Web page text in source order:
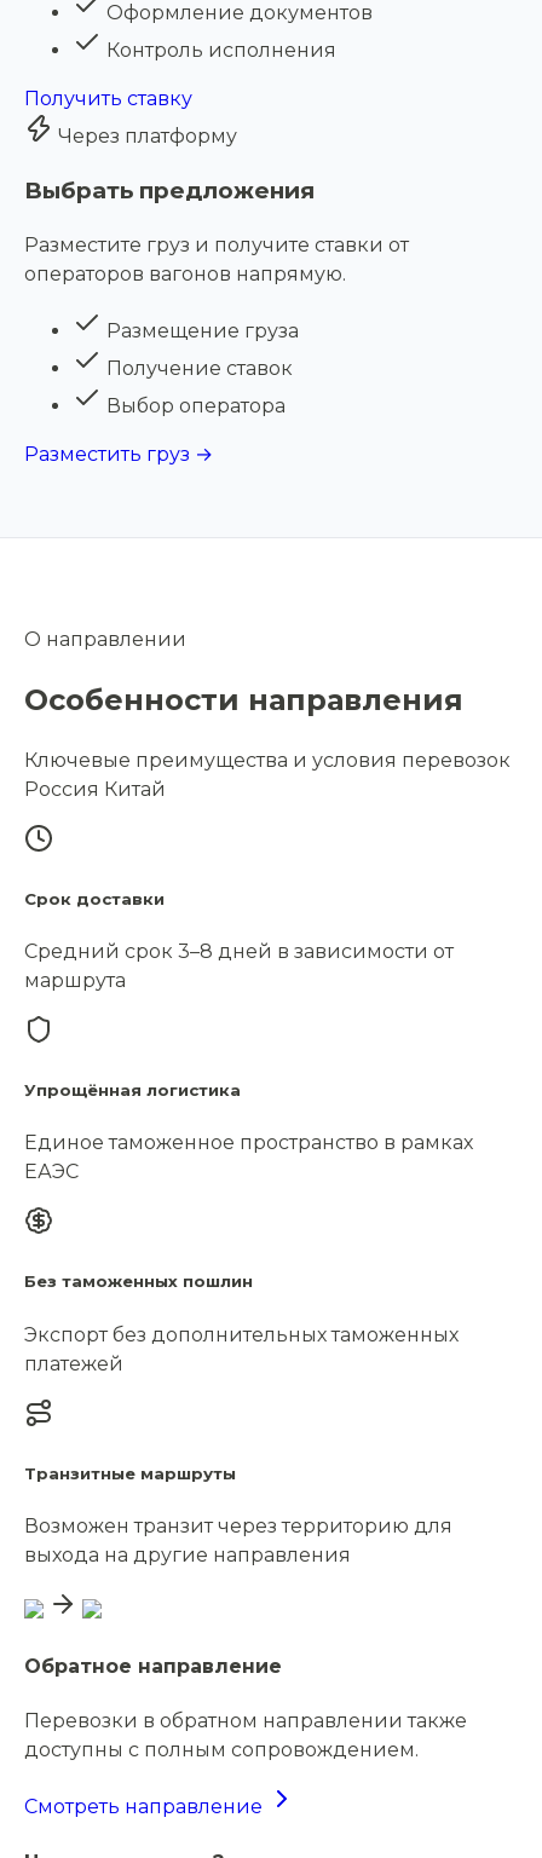
Оформление документов
Контроль исполнения
Получить ставку
Через платформу
Выбрать предложения
Разместите груз и получите ставки от
операторов вагонов напрямую.
Размещение груза
Получение ставок
Выбор оператора
Разместить груз →
О направлении
Особенности направления
Ключевые преимущества и условия перевозок
Россия Китай
Срок доставки
Средний срок 3–8 дней в зависимости от
маршрута
Упрощённая логистика
Единое таможенное пространство в рамках
ЕАЭС
Без таможенных пошлин
Экспорт без дополнительных таможенных
платежей
Транзитные маршруты
Возможен транзит через территорию для
выхода на другие направления
Обратное направление
Перевозки в обратном направлении также
доступны с полным сопровождением.
Смотреть направление